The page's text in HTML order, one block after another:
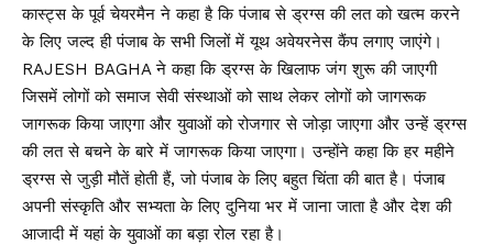
कास्ट्स के पूर्व चेयरमैन ने कहा है कि पंजाब से ड्रग्स की लत को खत्म करने
के लिए जल्द ही पंजाब के सभी जिलों में यूथ अवेयरनेस कैंप लगाए जाएंगे।
RAJESH BAGHA ने कहा कि ड्रग्स के खिलाफ जंग शुरू की जाएगी
जिसमें लोगों को समाज सेवी संस्थाओं को साथ लेकर लोगों को जागरूक
जागरूक किया जाएगा और युवाओं को रोजगार से जोड़ा जाएगा और उन्हें ड्रग्स
की लत से बचने के बारे में जागरूक किया जाएगा। उन्होंने कहा कि हर महीने
ड्रग्स से जुड़ी मौतें होती हैं, जो पंजाब के लिए बहुत चिंता की बात है। पंजाब
अपनी संस्कृति और सभ्यता के लिए दुनिया भर में जाना जाता है और देश की
आजादी में यहां के युवाओं का बड़ा रोल रहा है।